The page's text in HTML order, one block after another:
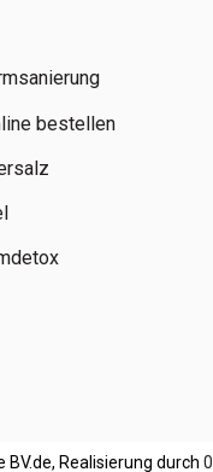
bestellen
Realisierung durch